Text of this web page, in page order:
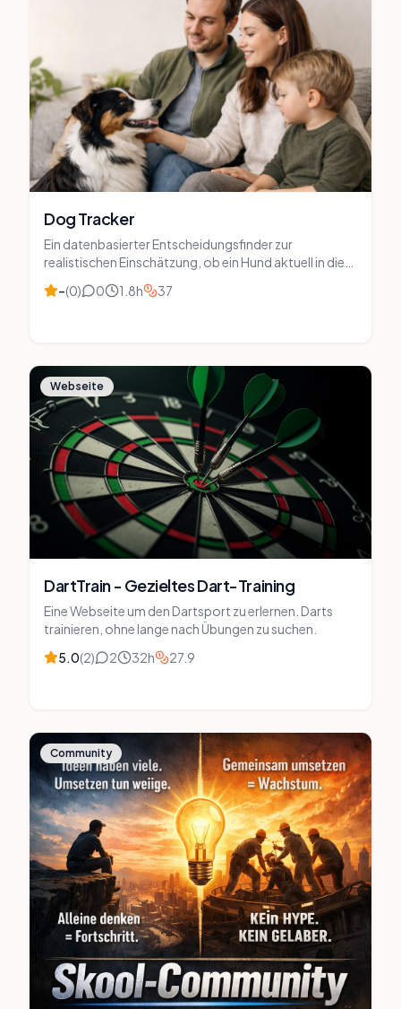
Dog Tracker
Ein datenbasierter Entscheidungsfinder zur
realistischen Einschätzung, ob ein Hund aktuell in die
eigene Lebenssituation passt. Das Tool analysiert
Zeit, Budget, Wohnsituation, Familie, Motivation und
–(0) 0 1.8h 37
Webseite
DartTrain - Gezieltes Dart-Training
Eine Webseite um den Dartsport zu erlernen. Darts
trainieren, ohne lange nach Übungen zu suchen.
5.0(2) 2 32h 27.9
Community